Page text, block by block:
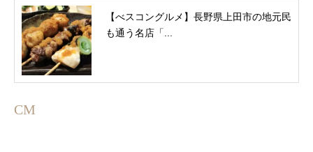
【べスコングルメ】長野県上田市の地元民
も通う名店「...
CM